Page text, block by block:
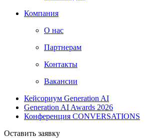
Компания
О нас
Партнерам
Контакты
Вакансии
Кейсориум Generation AI
Generation AI Awards 2026
Конференция CONVERSATIONS
Оставить заявку